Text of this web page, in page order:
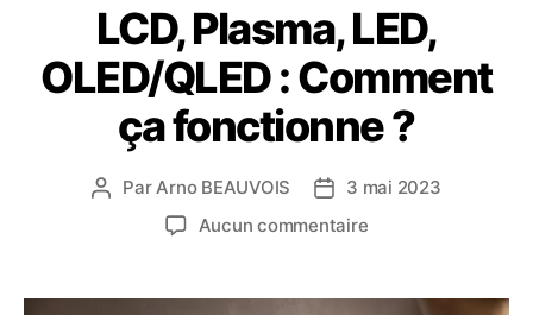
LCD, Plasma, LED,
OLED/QLED : Comment
ça fonctionne ?
Auteur
ParArno BEAUVOIS
Date
de
3 mai 2023
Aucun commentairesur
LED,